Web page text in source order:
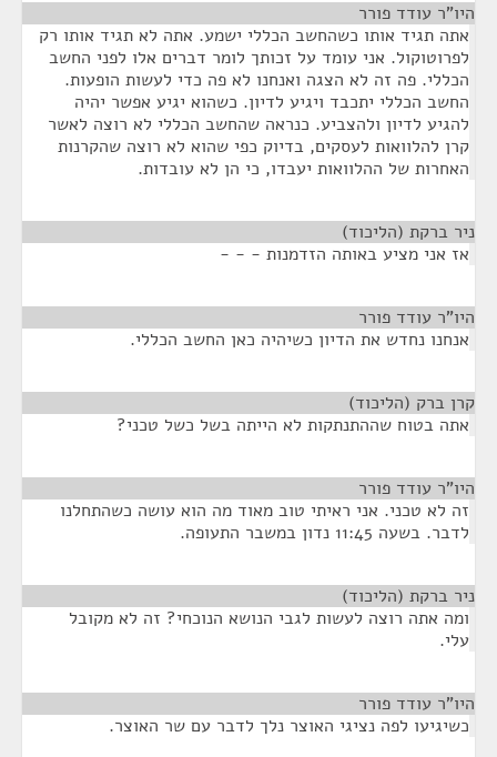
היו"ר עודד פורר
אתה תגיד אותו כשהחשב הכללי ישמע. אתה לא תגיד אותו רק
לפרוטוקול. אני עומד על זכותך לומר דברים אלו לפני החשב
הכללי. פה זה לא הצגה ואנחנו לא פה כדי לעשות הופעות.
החשב הכללי יתכבד ויגיע לדיון. כשהוא יגיע אפשר יהיה
להגיע לדיון ולהצביע. כנראה שהחשב הכללי לא רוצה לאשר
קרן להלוואות לעסקים, בדיוק כפי שהוא לא רוצה שהקרנות
האחרות של ההלוואות יעבדו, כי הן לא עובדות.
ניר ברקת (הליכוד)
אז אני מציע באותה הזדמנות - - -
היו"ר עודד פורר
אנחנו נחדש את הדיון כשיהיה כאן החשב הכללי.
קרן ברק (הליכוד)
אתה בטוח שההתנתקות לא הייתה בשל כשל טכני?
היו"ר עודד פורר
זה לא טכני. אני ראיתי טוב מאוד מה הוא עושה כשהתחלנו
לדבר. בשעה 11:45 נדון במשבר התעופה.
ניר ברקת (הליכוד)
ומה אתה רוצה לעשות לגבי הנושא הנוכחי? זה לא מקובל
עלי.
היו"ר עודד פורר
כשיגיעו לפה נציגי האוצר נלך לדבר עם שר האוצר.